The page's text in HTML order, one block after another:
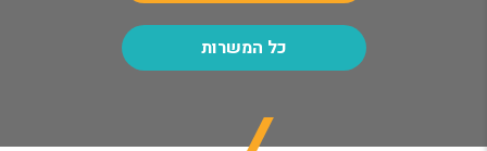
כל המשרות